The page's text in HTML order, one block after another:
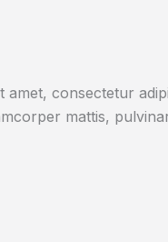
amet, consectetur
mattis,